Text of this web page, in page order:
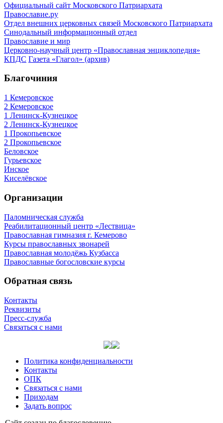
Официальный сайт Московского Патриархата
Православие.ру
Отдел внешних церковных связей Московского Патриархата
Синодальный информационный отдел
Православие и мир
Церковно-научный центр «Православная энциклопедия»
КПДС Газета «Глагол» (архив)
Благочиния
1 Кемеровское
2 Кемеровское
1 Ленинск-Кузнецкое
2 Ленинск-Кузнецкое
1 Прокопьевское
2 Прокопьевское
Беловское
Гурьевское
Инское
Киселёвское
Организации
Паломническая служба
Реабилитационный центр «Лествица»
Православная гимназия г. Кемерово
Курсы православных звонарей
Православная молодёжь Кузбасса
Православные богословские курсы
Обратная связь
Контакты
Реквизиты
Пресс-служба
Связаться с нами
Политика конфиденциальности
Контакты
ОПК
Связаться с нами
Приходам
Задать вопрос